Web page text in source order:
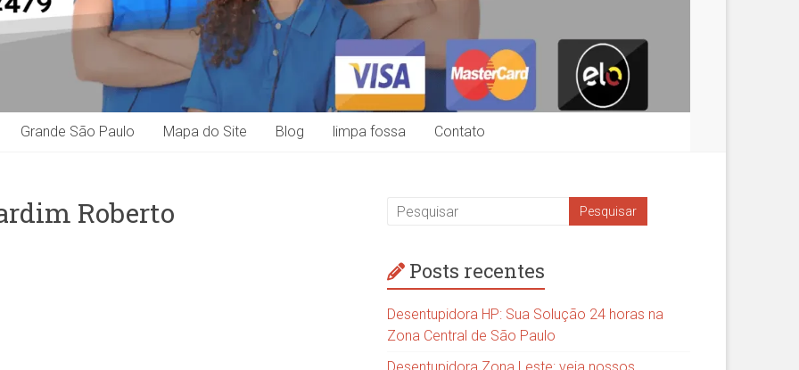
Grande São Paulo Mapa do Site Blog limpa fossa Contato
Roberto
Posts recentes
Desentupidora HP: Sua Solução 24 horas na
Zona Central de São Paulo